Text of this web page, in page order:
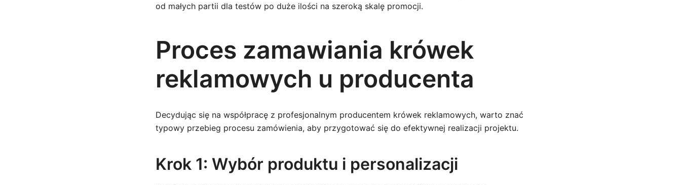
od małych partii dla testów po duże ilości na szeroką skalę promocji.
Proces zamawiania krówek
reklamowych u producenta
Decydując się na współpracę z profesjonalnym producentem krówek reklamowych, warto znać
typowy przebieg procesu zamówienia, aby przygotować się do efektywnej realizacji projektu.
Krok 1: Wybór produktu i personalizacji